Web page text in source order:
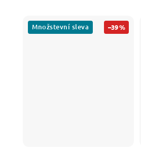
Množstevní sleva –39 %